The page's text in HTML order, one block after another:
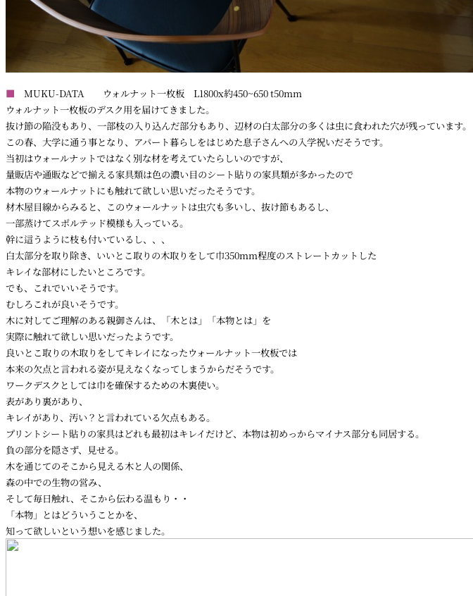
■ MUKU-DATA ウォルナット一枚板 L1800x約450~650 t50mm
ウォルナット一枚板のデスク用を届けてきました。
抜け節の陥没もあり、一部枝の入り込んだ部分もあり、辺材の白太部分の多くは虫に食われた穴が残っています。
この春、大学に通う事となり、アパート暮らしをはじめた息子さんへの入学祝いだそうです。
当初はウォールナットではなく別な材を考えていたらしいのですが、
量販店や通販などで揃える家具類は色の濃い目のシート貼りの家具類が多かったので
本物のウォールナットにも触れて欲しい思いだったそうです。
材木屋目線からみると、このウォールナットは虫穴も多いし、抜け節もあるし、
一部蒸けてスポルテッド模様も入っている。
幹に這うように枝も付いているし、、、
白太部分を取り除き、いいとこ取りの木取りをして巾350mm程度のストレートカットした
キレイな部材にしたいところです。
でも、これでいいそうです。
むしろこれが良いそうです。
木に対してご理解のある親御さんは、「木とは」「本物とは」を
実際に触れて欲しい思いだったようです。
良いとこ取りの木取りをしてキレイになったウォールナット一枚板では
本来の欠点と言われる姿が見えなくなってしまうからだそうです。
ワークデスクとしては巾を確保するための木裏使い。
表があり裏があり、
キレイがあり、汚い？と言われている欠点もある。
プリントシート貼りの家具はどれも最初はキレイだけど、本物は初めっからマイナス部分も同居する。
負の部分を隠さず、見せる。
木を通じてのそこから見える木と人の関係、
森の中での生物の営み、
そして毎日触れ、そこから伝わる温もり・・
「本物」とはどういうことかを、
知って欲しいという想いを感じました。